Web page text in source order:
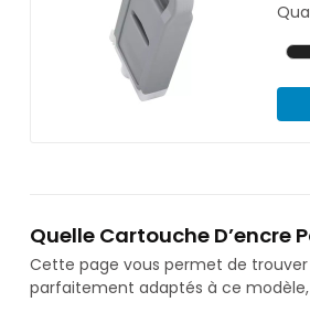
Quelle Cartouche D’encre
Cette page vous permet de
parfaitement adaptés à ce